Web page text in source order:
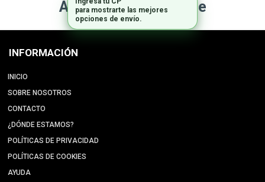
Artículo no disponible
INFORMACIÓN
INICIO
SOBRE NOSOTROS
CONTACTO
¿DÓNDE ESTAMOS?
POLÍTICAS DE PRIVACIDAD
POLÍTICAS DE COOKIES
AYUDA
para mostrarte las mejores
opciones de envío.